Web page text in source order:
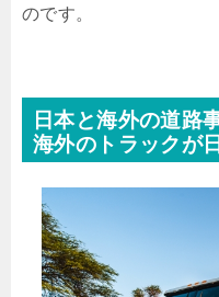
のです。
日本と海外の道路
海外のトラックが